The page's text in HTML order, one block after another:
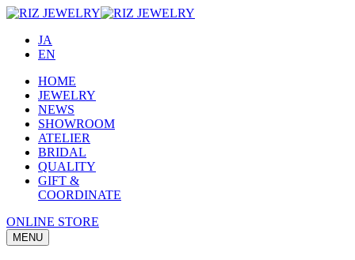
JA
EN
HOME
JEWELRY
NEWS
SHOWROOM
ATELIER
BRIDAL
QUALITY
GIFT &
COORDINATE
ONLINE STORE
MENU